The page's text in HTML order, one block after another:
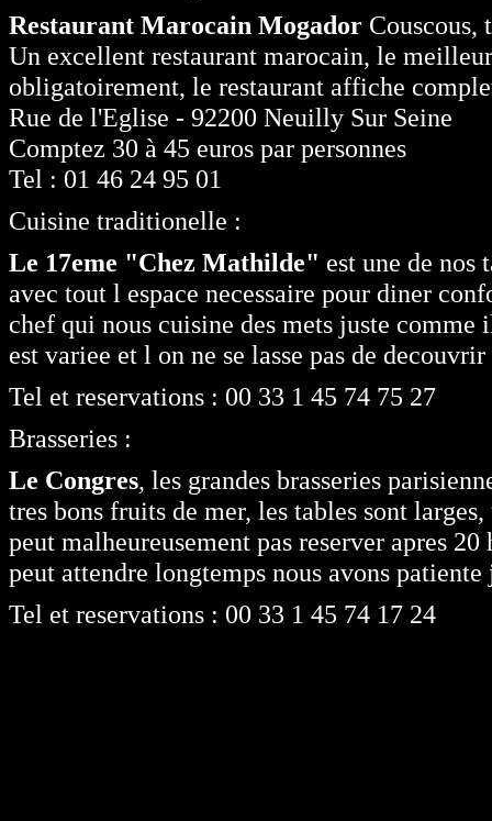
Restaurant Marocain Mogador Couscous,
Un excellent restaurant marocain, le
obligatoirement, le restaurant affiche
Rue de l'Eglise - 92200 Neuilly Sur Seine
Comptez 30 à 45 euros par personnes
Tel : 01 46 24 95 01
Cuisine traditionelle :
Le 17eme "Chez Mathilde" est une de nos
avec tout l espace necessaire pour diner
chef qui nous cuisine des mets juste
est variee et l on ne se lasse pas de
Tel et reservations : 00 33 1 45 74 75 27
Brasseries :
Le Congres, les grandes brasseries
tres bons fruits de mer, les tables sont
peut malheureusement pas reserver apres
peut attendre longtemps nous avons
Tel et reservations : 00 33 1 45 74 17 24